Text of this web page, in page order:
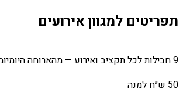
תפריטים למגוון אירועים
9 חבילות לכל תקציב ואירוע — מהארוחה היומיומית ועד הפרימיום VIP.
50 ש״ח למנה